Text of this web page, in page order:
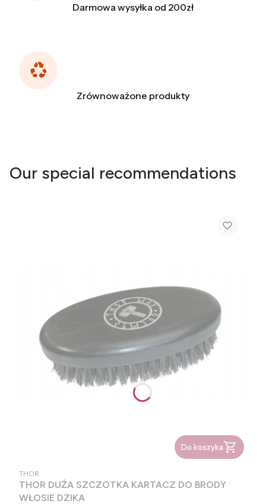
Darmowa wysyłka od 200zł
Zrównoważone produkty
Our special recommendations
Do koszyka
PRODUCENT
THOR
THOR DUŻA SZCZOTKA KARTACZ DO BRODY
WŁOSIE DZIKA